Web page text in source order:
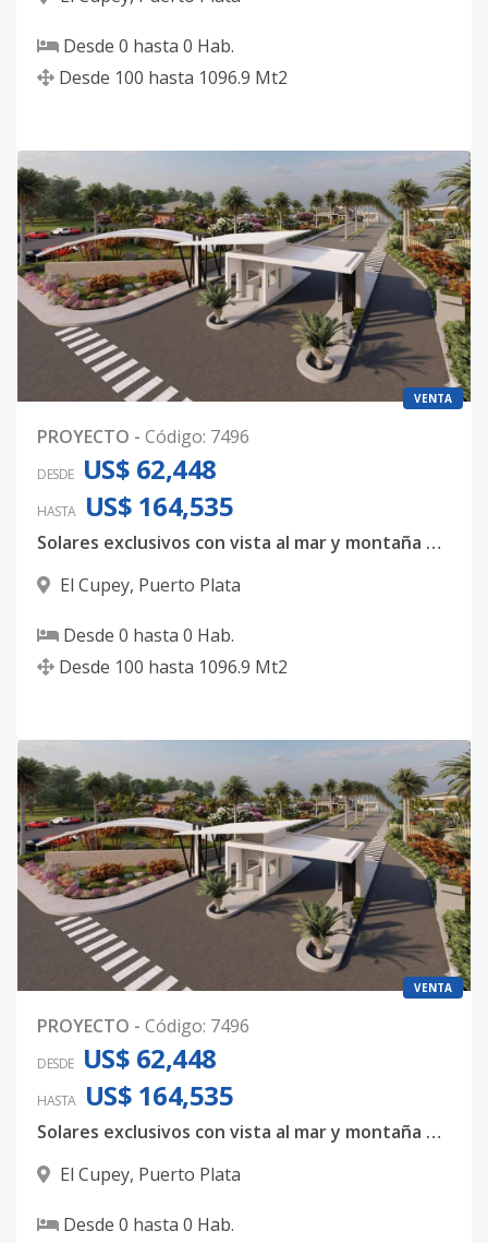
Código7496 -42
Desde 0 hasta 0 Hab.
Desde 100 hasta 1096.9 Mt2
VENTA
PROYECTO - Código: 7496
DESDE US$ 62,448
HASTA US$ 164,535
Solares exclusivos con vista al mar y montaña en zona de alta plusvalía
El Cupey, Puerto Plata
Desde 0 hasta 0 Hab.
Desde 100 hasta 1096.9 Mt2
VENTA
PROYECTO - Código: 7496
DESDE US$ 62,448
HASTA US$ 164,535
Solares exclusivos con vista al mar y montaña en zona de alta plusvalía
El Cupey, Puerto Plata
Desde 0 hasta 0 Hab.